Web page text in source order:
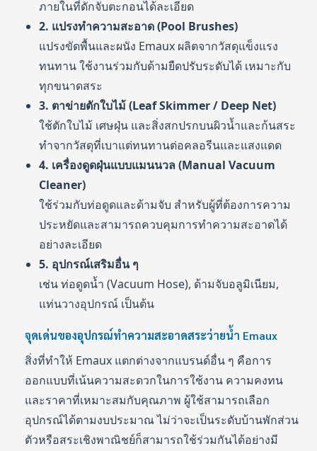
ภายในที่ดักจับตะกอนได้ละเอียด
2. แปรงทำความสะอาด (Pool Brushes)
แปรงขัดพื้นและผนัง Emaux ผลิตจากวัสดุแข็งแรง
ทนทาน ใช้งานร่วมกับด้ามยืดปรับระดับได้ เหมาะกับ
ทุกขนาดสระ
3. ตาข่ายตักใบไม้ (Leaf Skimmer / Deep Net)
ใช้ตักใบไม้ เศษฝุ่น และสิ่งสกปรกบนผิวน้ำและก้นสระ
ทำจากวัสดุที่เบาแต่ทนทานต่อคลอรีนและแสงแดด
4. เครื่องดูดฝุ่นแบบแมนนวล (Manual Vacuum
Cleaner)
ใช้ร่วมกับท่อดูดและด้ามจับ สำหรับผู้ที่ต้องการความ
ประหยัดและสามารถควบคุมการทำความสะอาดได้
อย่างละเอียด
5. อุปกรณ์เสริมอื่น ๆ
เช่น ท่อดูดน้ำ (Vacuum Hose), ด้ามจับอลูมิเนียม,
แท่นวางอุปกรณ์ เป็นต้น
จุดเด่นของอุปกรณ์ทำความสะอาดสระว่ายน้ำ Emaux
สิ่งที่ทำให้ Emaux แตกต่างจากแบรนด์อื่น ๆ คือการ
ออกแบบที่เน้นความสะดวกในการใช้งาน ความคงทน
และราคาที่เหมาะสมกับคุณภาพ ผู้ใช้สามารถเลือก
อุปกรณ์ได้ตามงบประมาณ ไม่ว่าจะเป็นระดับบ้านพักส่วน
ตัวหรือสระเชิงพาณิชย์ก็สามารถใช้ร่วมกันได้อย่างมี